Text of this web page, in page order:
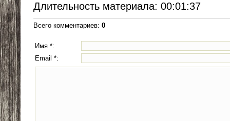
Длительность материала: 00:01:37
Всего комментариев: 0
Имя *:
Email *: